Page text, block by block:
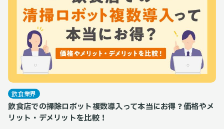
飲食業界
飲食店での掃除ロボット複数導入って本当にお得？価格やメ
リット・デメリットを比較！